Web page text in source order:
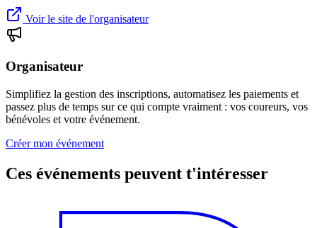
Voir le site de l'organisateur
Organisateur
Simplifiez la gestion des inscriptions, automatisez les paiements et
passez plus de temps sur ce qui compte vraiment : vos coureurs, vos
bénévoles et votre événement.
Créer mon événement
Ces événements peuvent t'intéresser